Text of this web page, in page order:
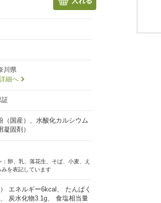
比べ
の黄桃
ズ
！
楽しむ
砂」と
ブル
川県
細へ
証
（国産）、水酸化カルシウム
凝固剤）
卵、乳、落花生、そば、小麦、え
を表記しています
） エネルギー6kcal、 たんぱく
炭水化物3.1g、 食塩相当量